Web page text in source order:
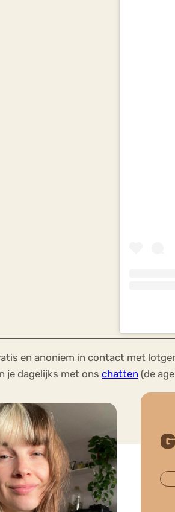
en anoniem in contact met
je dagelijks met ons chatten (de